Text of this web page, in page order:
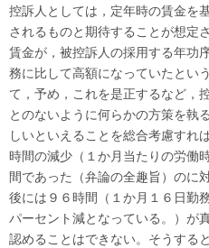
控訴人としては，定年時の賃金を
されるものと期待することが想定
賃金が，被控訴人の採用する年功
務に比して高額になっていたとい
て，予め，これを是正するなど，
とのないように何らかの方策を執
しいといえることを総合考慮すれ
時間の減少（１か月当たりの労働
間であった（弁論の全趣旨）のに
後には９６時間（１か月１６日勤
パーセント減となっている。）が
認めることはできない。そうする